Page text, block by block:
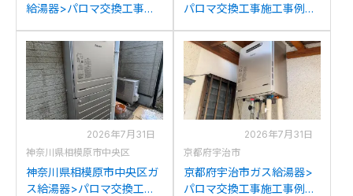
給湯器>パロマ交換工事施
WZ161FEPからパロマFH-
2023SAW-1への交換
パロマ交換工事施工事例：
らパロマFH-2023SAW-1へ
の交換
2026年7月31日
神奈川県相模原市中央区
神奈川県相模原市中央区ガ
ス給湯器>パロマ交換工事
2026年7月31日
京都府宇治市
京都府宇治市ガス給湯器>
パロマ交換工事施工事例：